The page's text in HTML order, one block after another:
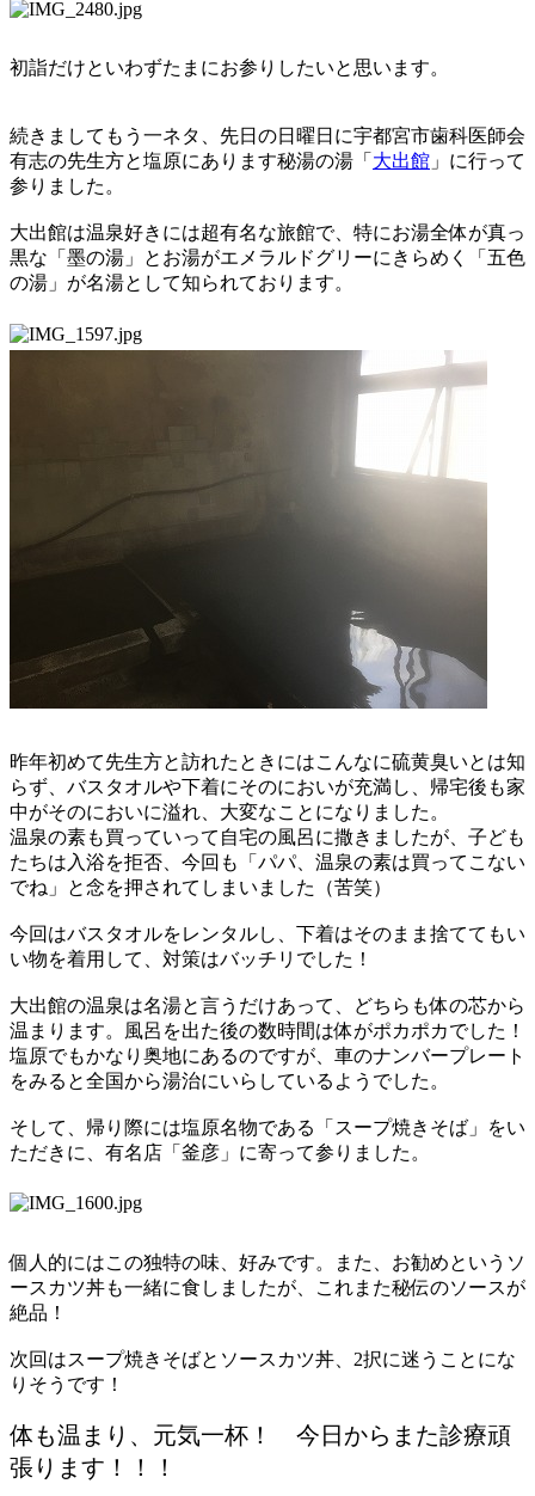
初詣だけといわずたまにお参りしたいと思います。
続きましてもう一ネタ、先日の日曜日に宇都宮市歯科医師会
有志の先生方と塩原にあります秘湯の湯「 大出館 」に行って
参りました。
大出館は温泉好きには超有名な旅館で、特にお湯全体が真っ
黒な「墨の湯」とお湯がエメラルドグリーにきらめく「五色
の湯」が名湯として知られております。
昨年初めて先生方と訪れたときにはこんなに硫黄臭いとは知
らず、バスタオルや下着にそのにおいが充満し、帰宅後も家
中がそのにおいに溢れ、大変なことになりました。
温泉の素も買っていって自宅の風呂に撒きましたが、子ども
たちは入浴を拒否、今回も「パパ、温泉の素は買ってこない
でね」と念を押されてしまいました（苦笑）
今回はバスタオルをレンタルし、下着はそのまま捨ててもい
い物を着用して、対策はバッチリでした！
大出館の温泉は名湯と言うだけあって、どちらも体の芯から
温まります。風呂を出た後の数時間は体がポカポカでした！
塩原でもかなり奥地にあるのですが、車のナンバープレート
をみると全国から湯治にいらしているようでした。
そして、帰り際には塩原名物である「スープ焼きそば」をい
ただきに、有名店「釜彦」に寄って参りました。
個人的にはこの独特の味、好みです。また、お勧めというソ
ースカツ丼も一緒に食しましたが、これまた秘伝のソースが
絶品！
次回はスープ焼きそばとソースカツ丼、 2択に迷うことにな
りそうです！
体も温まり、元気一杯！ 今日からまた診療頑
張ります！！！